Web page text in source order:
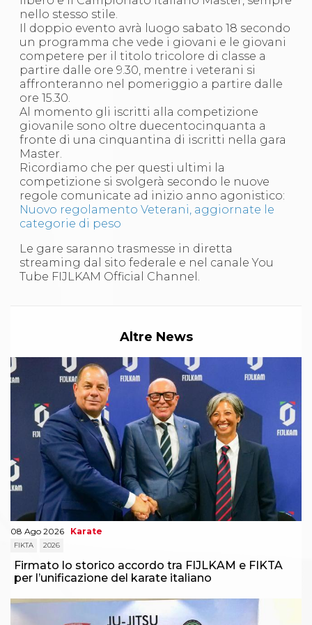
News
Calendario Attività
Difesa Personale MGA
La disciplina
News
Merchandising
Mappa del sito
Cerca
Contatti
Cookies Accept
Newsletter
Catalogo formativo
Webinar
Corsi Monotematici
Corsi di Specializzazione
Corsi FIJLKAM-FISDIR
Corsi Preparatore Fisico
Edutraining class - Didattica infantile
Sportello Fiscale
News
Modulistica
Quesiti fiscali
Sostenibilità
Documenti
nello stesso stile.
Il doppio evento avrà luogo sabato 18 secondo
un programma che vede i giovani e le giovani
competere per il titolo tricolore di classe a
partire dalle ore 9.30, mentre i veterani si
affronteranno nel pomeriggio a partire dalle
ore 15.30.
Al momento gli iscritti alla competizione
giovanile sono oltre duecentocinquanta a
fronte di una cinquantina di iscritti nella gara
Master.
Ricordiamo che per questi ultimi la
competizione si svolgerà secondo le nuove
regole comunicate ad inizio anno agonistico:
Nuovo regolamento Veterani, aggiornate le
categorie di peso
Le gare saranno trasmesse in diretta
streaming dal sito federale e nel canale You
Tube FIJLKAM Official Channel.
Altre News
08 Ago 2026 Karate
FIKTA 2026
Firmato lo storico accordo tra FIJLKAM e FIKTA
per l’unificazione del karate italiano